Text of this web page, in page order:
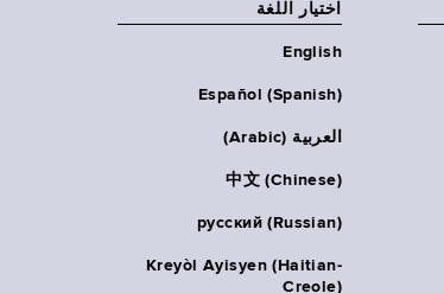
اختيار اللغة
English
Español (Spanish)
العربية (Arabic)
中文 (Chinese)
русский (Russian)
Kreyòl Ayisyen (Haitian-
Creole)